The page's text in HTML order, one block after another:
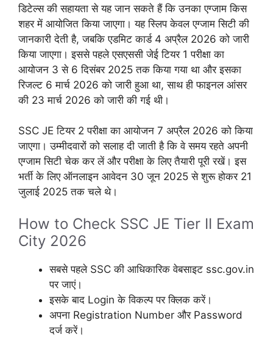
डिटेल्स की सहायता से यह जान सकते हैं कि उनका एग्जाम किस
शहर में आयोजित किया जाएगा। यह स्लिप केवल एग्जाम सिटी की
जानकारी देती है, जबकि एडमिट कार्ड 4 अप्रैल 2026 को जारी
किया जाएगा। इससे पहले एसएससी जेई टियर 1 परीक्षा का
आयोजन 3 से 6 दिसंबर 2025 तक किया गया था और इसका
रिजल्ट 6 मार्च 2026 को जारी हुआ था, साथ ही फाइनल आंसर
की 23 मार्च 2026 को जारी की गई थी।
SSC JE टियर 2 परीक्षा का आयोजन 7 अप्रैल 2026 को किया
जाएगा। उम्मीदवारों को सलाह दी जाती है कि वे समय रहते अपनी
एग्जाम सिटी चेक कर लें और परीक्षा के लिए तैयारी पूरी रखें। इस
भर्ती के लिए ऑनलाइन आवेदन 30 जून 2025 से शुरू होकर 21
जुलाई 2025 तक चले थे।
How to Check SSC JE Tier II Exam
City 2026
सबसे पहले SSC की आधिकारिक वेबसाइट ssc.gov.in
पर जाएं।
इसके बाद Login के विकल्प पर क्लिक करें।
अपना Registration Number और Password
दर्ज करें।